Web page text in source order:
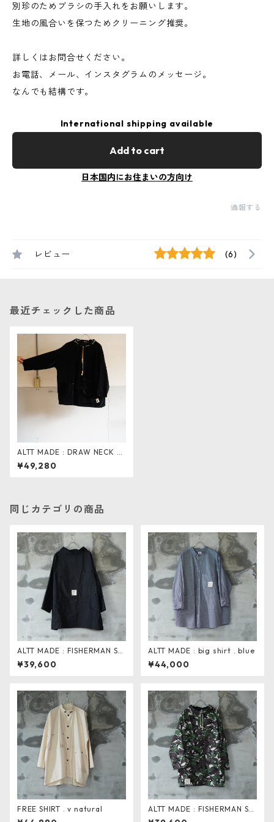
別珍のためブラシの手入れをお願いします。
生地の風合いを保つためクリーニング推奨。
詳しくはお問合せください。
お電話、メール、インスタグラムのメッセージ。
なんでも結構です。
International shipping available
Add to cart
日本国内にお住まいの方向け
通報する
レビュー (6)
最近チェックした商品
ALTT MADE : DRAW NECK S
MOCK
¥49,280
同じカテゴリの商品
ALTT MADE : FISHERMAN SM
OCK WIDE . black moleskin
¥39,600
ALTT MADE : big shirt . blue
¥44,000
FREE SHIRT . v natural
ALTT MADE : FISHERMAN SM
OCK WIDE . camo